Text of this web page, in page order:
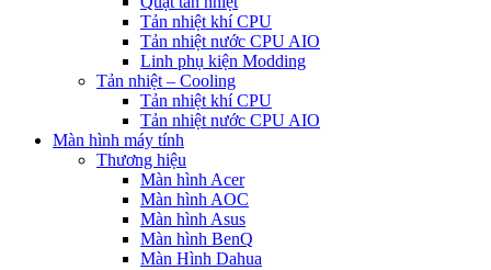
Tản nhiệt khí CPU
Tản nhiệt nước CPU AIO
Linh phụ kiện Modding
Tản nhiệt – Cooling
Tản nhiệt khí CPU
Tản nhiệt nước CPU AIO
Màn hình máy tính
Thương hiệu
Màn hình Acer
Màn hình AOC
Màn hình Asus
Màn hình BenQ
Màn Hình Dahua